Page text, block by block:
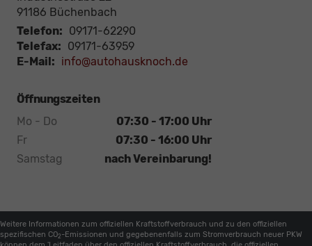
91186 Büchenbach
Telefon: 09171-62290
Telefax: 09171-63959
E-Mail: info@autohausknoch.de
Öffnungszeiten
Mo - Do
07:30 - 17:00 Uhr
Fr
07:30 - 16:00 Uhr
Samstag
nach Vereinbarung!
Weitere Informationen zum offiziellen Kraftstoffverbrauch und zu den offiziellen
spezifischen CO2 -Emissionen und gegebenenfalls zum Stromverbrauch neuer PKW